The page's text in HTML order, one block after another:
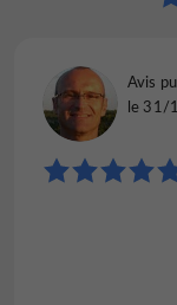
Avis
le 31/